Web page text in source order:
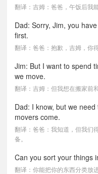
翻译：吉姆：爸爸，午饭后我
Dad: Sorry, Jim, you
first.
翻译：爸爸：抱歉，吉姆，你
Jim: But I want to spend
we move.
翻译：吉姆：但我想在搬家前
Dad: I know, but we
movers come.
翻译：爸爸：我知道，但我们
备。
Can you sort your things
翻译：你能把你的东西分类放